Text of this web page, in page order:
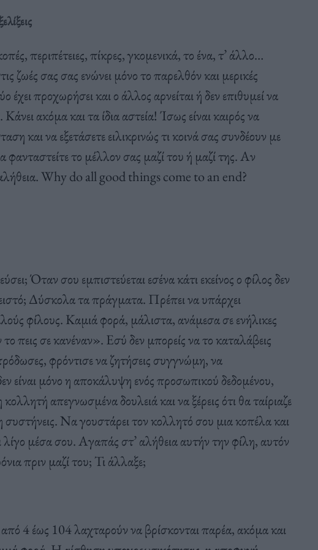
περιπέτειες, πίκρες, γκομενικά, το ένα, τ’ άλλο…
ζωές σας σας ενώνει μόνο το παρελθόν και μερικές
προχωρήσει και ο άλλος αρνείται ή δεν επιθυμεί να
ακόμα και τα ίδια αστεία! Ίσως είναι καιρός να
και να εξετάσετε ειλικρινώς τι κοινά σας συνδέουν με
το μέλλον σας μαζί του ή μαζί της. Αν
αλήθεια. Why do all good things come to an end?
Όταν σου εμπιστεύεται εσένα κάτι εκείνος ο φίλος δεν
Δύσκολα τα πράγματα. Πρέπει να υπάρχει
φίλους. Καμιά φορά, μάλιστα, ανάμεσα σε ενήλικες
πεις σε κανέναν». Εσύ δεν μπορείς να το καταλάβεις
φρόντισε να ζητήσεις συγγνώμη, να
είναι μόνο η αποκάλυψη ενός προσωπικού δεδομένου,
απεγνωσμένα δουλειά και να ξέρεις ότι θα ταίριαζε
Να γουστάρει τον κολλητό σου μια κοπέλα και
μέσα σου. Αγαπάς στ’ αλήθεια αυτήν την φίλη, αυτόν
πριν μαζί του; Τι άλλαξε;
από 4 έως 104 λαχταρούν να βρίσκονται παρέα, ακόμα και